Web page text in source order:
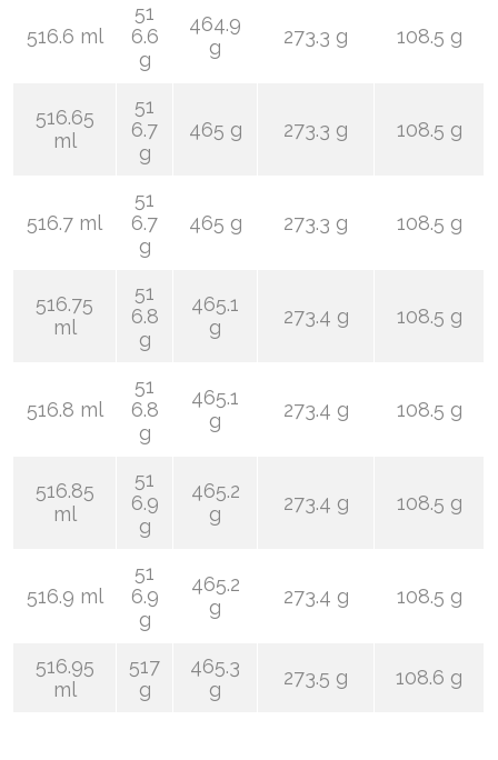
516.6 ml
51
6.6
g
464.9
g
273.3 g 108.5 g
516.65
ml
51
6.7
g
465 g 273.3 g 108.5 g
516.7 ml
51
6.7
g
465 g 273.3 g 108.5 g
516.75
ml
51
6.8
g
465.1
g
273.4 g 108.5 g
516.8 ml
51
6.8
g
465.1
g
273.4 g 108.5 g
516.85
ml
51
6.9
g
465.2
g
273.4 g 108.5 g
516.9 ml
51
6.9
g
465.2
g
273.4 g 108.5 g
516.95
ml
517
g
465.3
g
273.5 g 108.6 g